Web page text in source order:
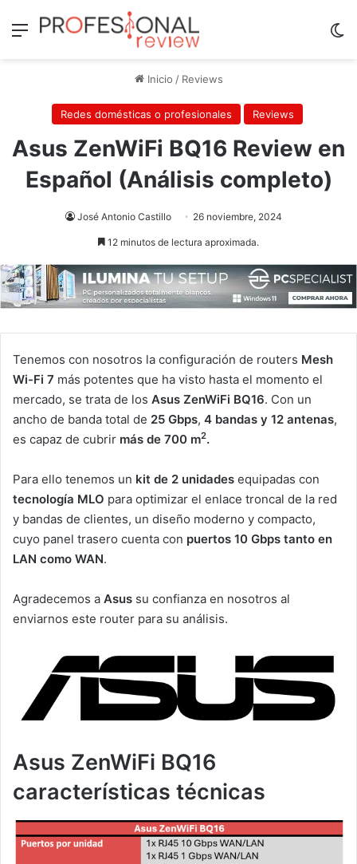
Menú
Inicio / Reviews
Redes domésticas o profesionales Reviews
Asus ZenWiFi BQ16 Review en
Español (Análisis completo)
José Antonio Castillo 26 noviembre, 2024
12 minutos de lectura aproximada.
Tenemos con nosotros la configuración de routers Mesh
Wi-Fi 7 más potentes que ha visto hasta el momento el
mercado, se trata de los Asus ZenWiFi BQ16. Con un
ancho de banda total de 25 Gbps, 4 bandas y 12 antenas,
es capaz de cubrir más de 700 m2.
Para ello tenemos un kit de 2 unidades equipadas con
tecnología MLO para optimizar el enlace troncal de la red
y bandas de clientes, un diseño moderno y compacto,
cuyo panel trasero cuenta con puertos 10 Gbps tanto en
LAN como WAN.
Agradecemos a Asus su confianza en nosotros al
enviarnos este router para su análisis.
Asus ZenWiFi BQ16
características técnicas